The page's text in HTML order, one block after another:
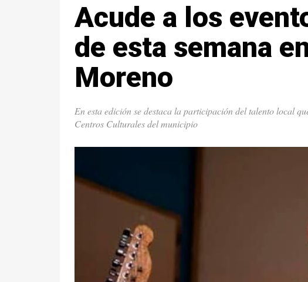
Acude a los
de esta semana
Moreno
En esta edición se destaca la participación del talento local
Centros Culturales del municipio